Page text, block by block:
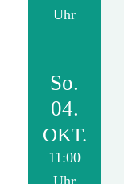
Uhr
So.
04.
OKT.
11:00
Uhr